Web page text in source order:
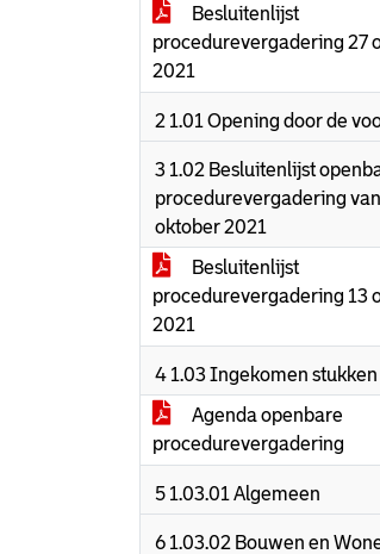
Besluitenlijst
procedurevergadering 27
2021
2 1.01 Opening door de
3 1.02 Besluitenlijst
procedurevergadering van
oktober 2021
Besluitenlijst
procedurevergadering 13
2021
4 1.03 Ingekomen stukken
Agenda openbare
procedurevergadering
5 1.03.01 Algemeen
6 1.03.02 Bouwen en